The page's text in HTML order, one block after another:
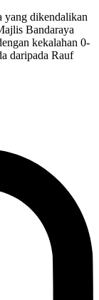
yang dikendalikan
Bandaraya
kekalahan 0-
daripada Rauf